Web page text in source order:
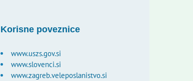
Korisne poveznice
www.uszs.gov.si
www.slovenci.si
www.zagreb.veleposlanistvo.si